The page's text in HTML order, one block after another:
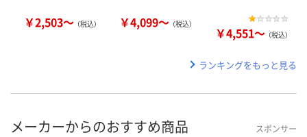
￥2,503～ （税込） ￥4,099～ （税込）
￥4,551～ （税込）
ランキングをもっと見る
メーカーからのおすすめ商品 スポンサー